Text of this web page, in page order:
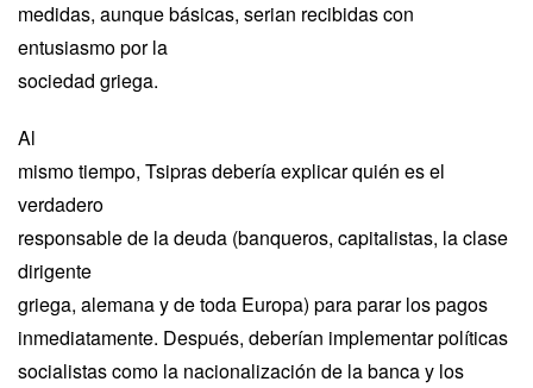
medidas, aunque básicas, serian recibidas con
entusiasmo por la
sociedad griega.
Al
mismo tiempo, Tsipras debería explicar quién es el
verdadero
responsable de la deuda (banqueros, capitalistas, la clase
dirigente
griega, alemana y de toda Europa) para parar los pagos
inmediatamente. Después, deberían implementar políticas
socialistas como la nacionalización de la banca y los